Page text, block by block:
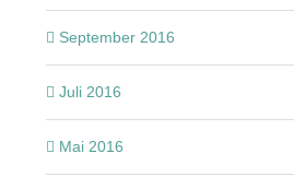
September 2016
Juli 2016
Mai 2016